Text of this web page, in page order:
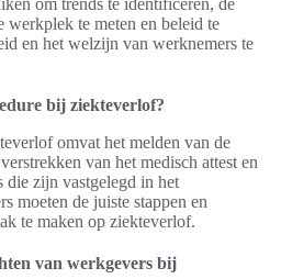
om trends te identificeren, de
te meten en beleid te
en het welzijn van werknemers te
bij ziekteverlof?
omvat het melden van de
van het medisch attest en
die zijn vastgelegd in het
moeten de juiste stappen en
te maken op ziekteverlof.
van werkgevers bij